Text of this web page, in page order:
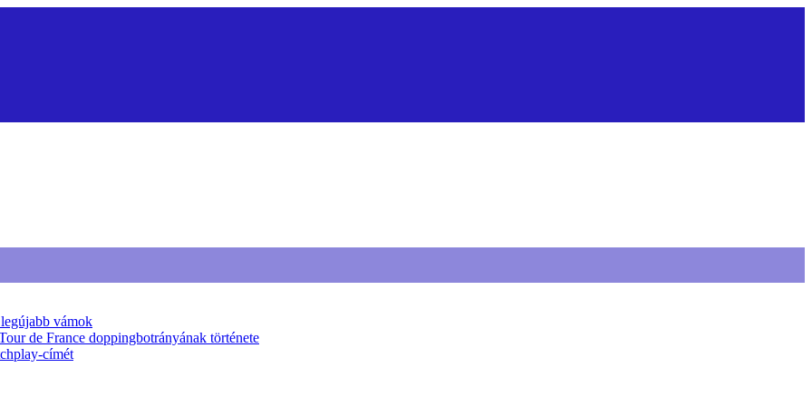
vámok
de France doppingbotrányának története
címét